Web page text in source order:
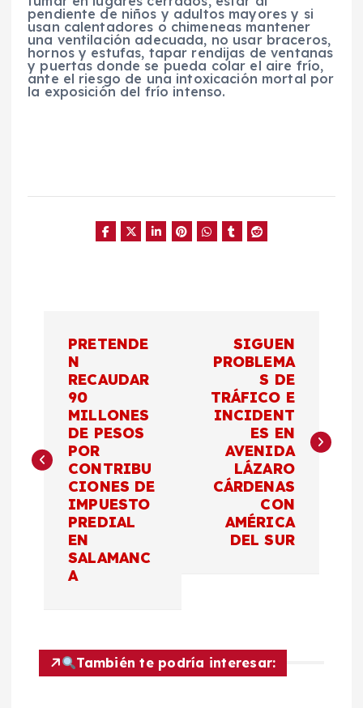
pendiente de niños y adultos mayores y si
usan calentadores o chimeneas mantener
una ventilación adecuada, no usar braceros,
hornos y estufas, tapar rendijas de ventanas
y puertas donde se pueda colar el aire frío,
ante el riesgo de una intoxicación mortal por
la exposición del frío intenso.
e
ó
n
PRETENDE
N
RECAUDAR
90
MILLONES
DE PESOS
POR
CONTRIBU
CIONES DE
IMPUESTO
PREDIAL
EN
SALAMANC
A
SIGUEN
PROBLEMA
S DE
TRÁFICO E
INCIDENT
ES EN
AVENIDA
LÁZARO
CÁRDENAS
CON
AMÉRICA
DEL SUR
También te podría interesar: